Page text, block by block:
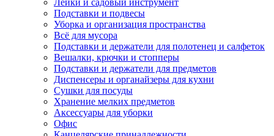
Лейки и садовый инструмент
Подставки и подвесы
Уборка и организация пространства
Всё для мусора
Подставки и держатели для полотенец и салфеток
Вешалки, крючки и стопперы
Подставки и держатели для предметов
Диспенсеры и органайзеры для кухни
Сушки для посуды
Хранение мелких предметов
Аксессуары для уборки
Офис